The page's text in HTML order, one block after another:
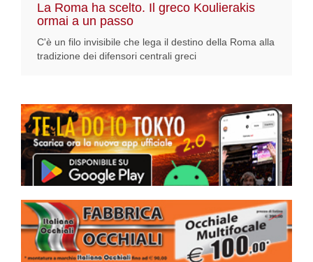
La Roma ha scelto. Il greco Koulierakis
ormai a un passo
C'è un filo invisibile che lega il destino della Roma alla
tradizione dei difensori centrali greci